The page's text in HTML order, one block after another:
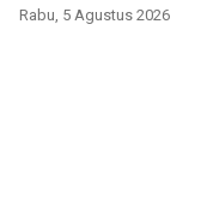
Rabu, 5 Agustus 2026